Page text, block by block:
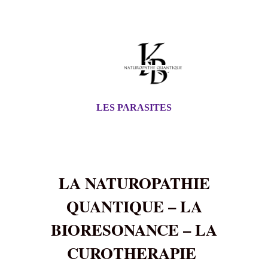
LES PARASITES
LA NATUROPATHIE
QUANTIQUE – LA
BIORESONANCE – LA
CUROTHERAPIE